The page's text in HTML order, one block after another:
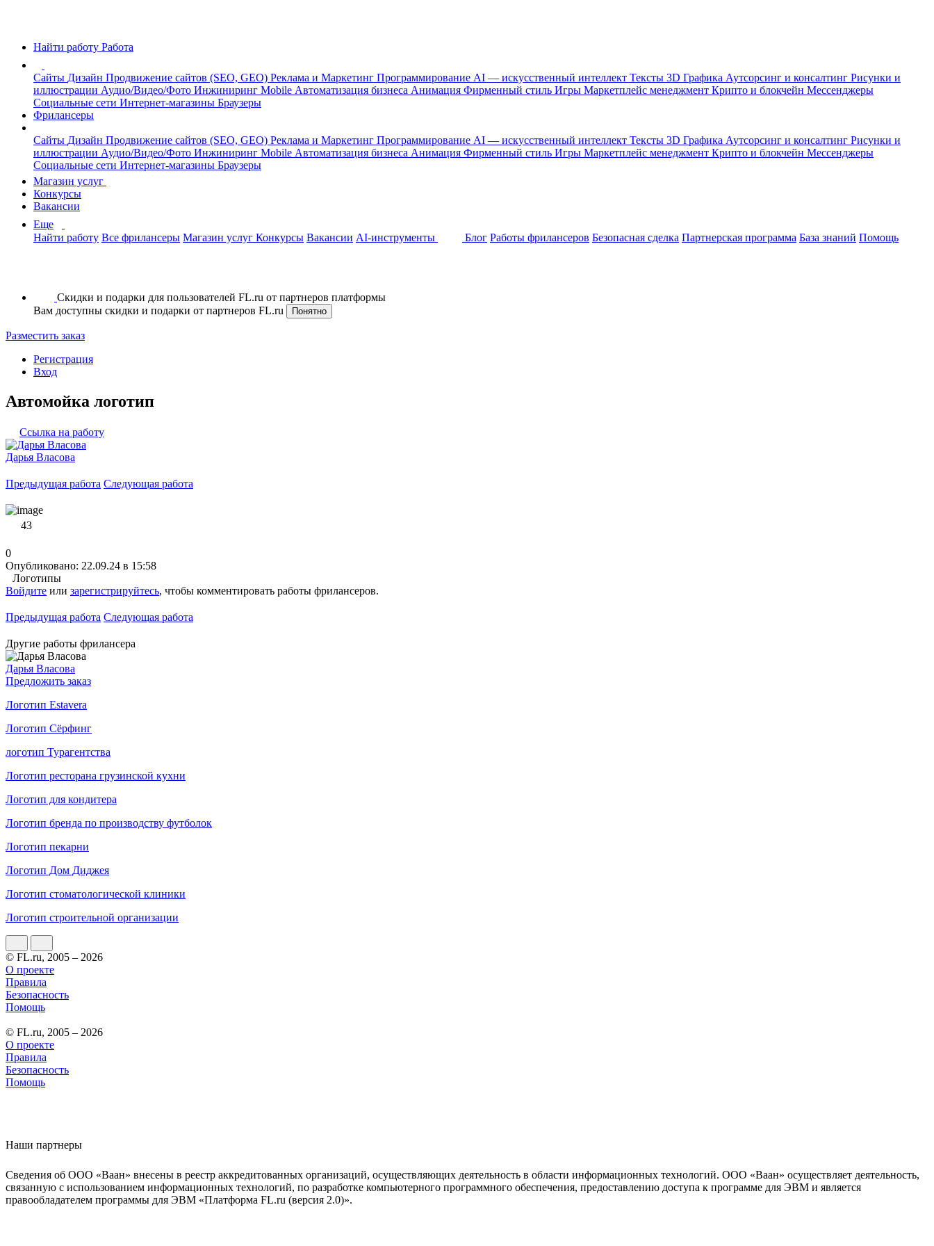
Найти работу Работа
Сайты Дизайн Продвижение сайтов (SEO, GEO) Реклама и Маркетинг Программирование AI — искусственный интеллект Тексты 3D Графика Аутсорсинг и консалтинг Рисунки и
иллюстрации Аудио/Видео/Фото Инжиниринг Mobile Автоматизация бизнеса Анимация Фирменный стиль Игры Маркетплейс менеджмент Крипто и блокчейн Мессенджеры
Социальные сети Интернет-магазины Браузеры
Фрилансеры
Сайты Дизайн Продвижение сайтов (SEO, GEO) Реклама и Маркетинг Программирование AI — искусственный интеллект Тексты 3D Графика Аутсорсинг и консалтинг Рисунки и
иллюстрации Аудио/Видео/Фото Инжиниринг Mobile Автоматизация бизнеса Анимация Фирменный стиль Игры Маркетплейс менеджмент Крипто и блокчейн Мессенджеры
Социальные сети Интернет-магазины Браузеры
Магазин услуг
Конкурсы
Вакансии
Еще
Найти работу Все фрилансеры Магазин услуг Конкурсы Вакансии AI-инструменты Блог Работы фрилансеров Безопасная сделка Партнерская программа База знаний Помощь
Скидки и подарки для пользователей FL.ru от партнеров платформы
Вам доступны скидки и подарки от партнеров FL.ru
Понятно
Разместить заказ
Регистрация
Вход
Автомойка логотип
Ссылка на работу
Дарья Власова
Предыдущая работа Следующая работа
43
0
Опубликовано: 22.09.24 в 15:58
Логотипы
Войдите или зарегистрируйтесь, чтобы комментировать работы фрилансеров.
Предыдущая работа Следующая работа
Другие работы фрилансера
Дарья Власова
Предложить заказ
Логотип Estavera
Логотип Сёрфинг
логотип Турагентства
Логотип ресторана грузинской кухни
Логотип для кондитера
Логотип бренда по производству футболок
Логотип пекарни
Логотип Дом Диджея
Логотип стоматологической клиники
Логотип строительной организации
© FL.ru, 2005 – 2026
О проекте
Правила
Безопасность
Помощь
© FL.ru, 2005 – 2026
О проекте
Правила
Безопасность
Помощь
Наши партнеры
Сведения об ООО «Ваан» внесены в реестр аккредитованных организаций, осуществляющих деятельность в области информационных технологий. ООО «Ваан» осуществляет деятельность,
связанную с использованием информационных технологий, по разработке компьютерного программного обеспечения, предоставлению доступа к программе для ЭВМ и является
правообладателем программы для ЭВМ «Платформа FL.ru (версия 2.0)».